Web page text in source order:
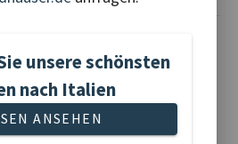
CLASS
in typ. Restaurants inkl.
(1/4 l Wein + 1/2 l Wasser)
unsere schönsten
nach Italien
ANSEHEN